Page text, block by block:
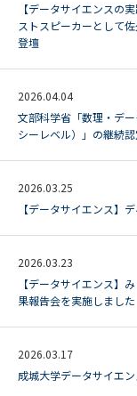
【データサイエンス
ストスピーカーとして
登壇
2026.04.04
文部科学省「数理・デ
シーレベル）」の継続
2026.03.25
【データサイエンス】
2026.03.23
【データサイエンス】
果報告会を実施しました
2026.03.17
成城大学データサイエ